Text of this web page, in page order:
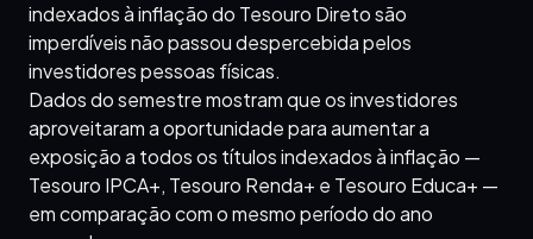
indexados à inflação do Tesouro Direto são
imperdíveis não passou despercebida pelos
investidores pessoas físicas.
Dados do semestre mostram que os investidores
aproveitaram a oportunidade para aumentar a
exposição a todos os títulos indexados à inflação —
Tesouro IPCA+, Tesouro Renda+ e Tesouro Educa+ —
em comparação com o mesmo período do ano